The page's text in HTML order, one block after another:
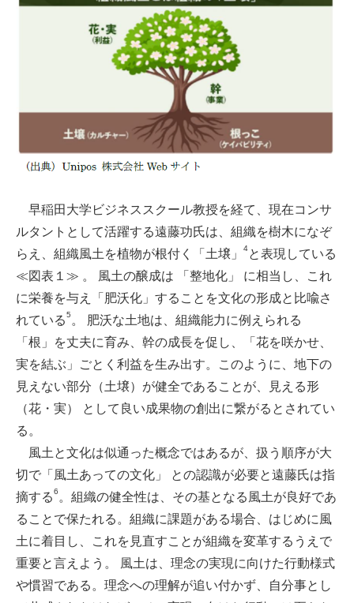
早稲田大学ビジネススクール教授を経て、現在コンサ
ルタントとして活躍する遠藤功氏は、組織を樹木になぞ
らえ、組織風土を植物が根付く「土壌」
4と表現している
≪図表１≫ 。 風土の醸成は 「整地化」 に相当し、これ
に栄養を与え「肥沃化」することを文化の形成と比喩さ
れている5 。 肥沃な土地は、組織能力に例えられる
「根」を丈夫に育み、幹の成長を促し、「花を咲かせ、
実を結ぶ」ごとく利益を生み出す。このように、地下の
見えない部分（土壌）が健全であることが、見える形
（花・実） として良い成果物の創出に繋がるとされてい
る。
風土と文化は似通った概念ではあるが、扱う順序が大
切で「風土あっての文化」 との認識が必要と遠藤氏は指
摘する6 。組織の健全性は、その基となる風土が良好であ
ることで保たれる。組織に課題がある場合、はじめに風
土に着目し、これを見直すことが組織を変革するうえで
重要と言えよう。 風土は、理念の実現に向けた行動様式
や慣習である。理念への理解が追い付かず、自分事とし